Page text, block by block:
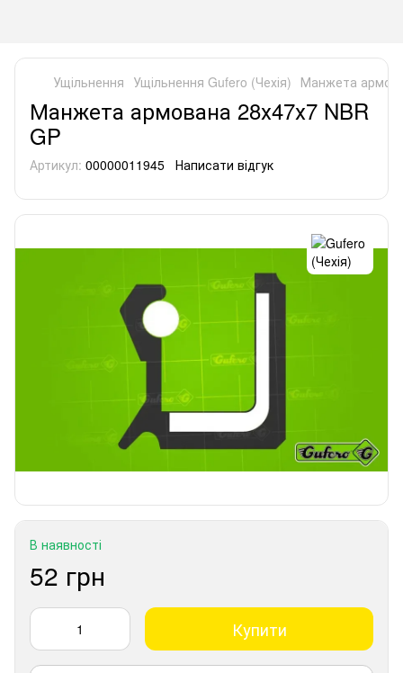
Ущільнення Ущільнення Gufero (Чехія) Манжета
Манжета армована 28х47х7 NBR
GP
Артикул: 00000011945 Написати відгук
В наявності
52 грн
Купити